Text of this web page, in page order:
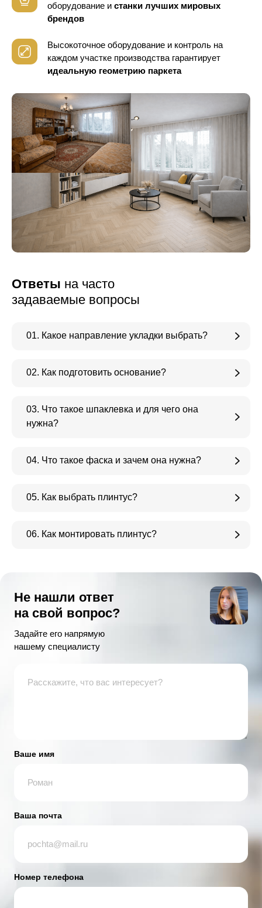
оборудование и станки лучших мировых
брендов
Высокоточное оборудование и контроль на
каждом участке производства гарантирует
идеальную геометрию паркета
Ответы на часто
задаваемые вопросы
01. Какое направление укладки выбрать?
02. Как подготовить основание?
03. Что такое шпаклевка и для чего она
нужна?
04. Что такое фаска и зачем она нужна?
05. Как выбрать плинтус?
06. Как монтировать плинтус?
Не нашли ответ
на свой вопрос?
Задайте его напрямую
нашему специалисту
Ваше имя
Ваша почта
Номер телефона